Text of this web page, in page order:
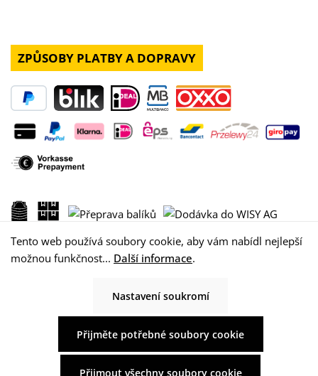
ZPŮSOBY PLATBY A DOPRAVY
Všechny ceny včetně DPH +náklady na dopravua případné poplatky za
Tento web používá soubory cookie, aby vám nabídl nejlepší
možnou funkčnost... Další informace.
Nastavení soukromí
Přijměte potřebné soubory cookie
Přijmout všechny soubory cookie